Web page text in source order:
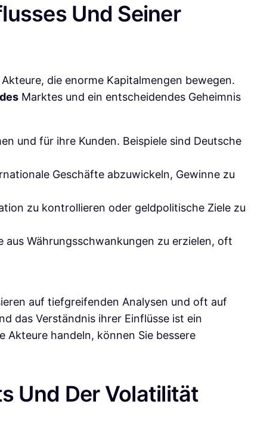
Und Seiner
die enorme Kapitalmengen bewegen.
Marktes und ein entscheidendes Geheimnis
und für ihre Kunden. Beispiele sind Deutsche
Geschäfte abzuwickeln, Gewinne zu
zu kontrollieren oder geldpolitische Ziele zu
Währungsschwankungen zu erzielen, oft
auf tiefgreifenden Analysen und oft auf
das Verständnis ihrer Einflüsse ist ein
Akteure handeln, können Sie bessere
Und Der Volatilität